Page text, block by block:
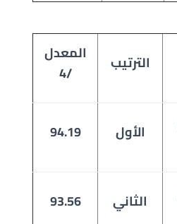
الترتيب
المعدل
/4
الأول 94.19
الثاني 93.56